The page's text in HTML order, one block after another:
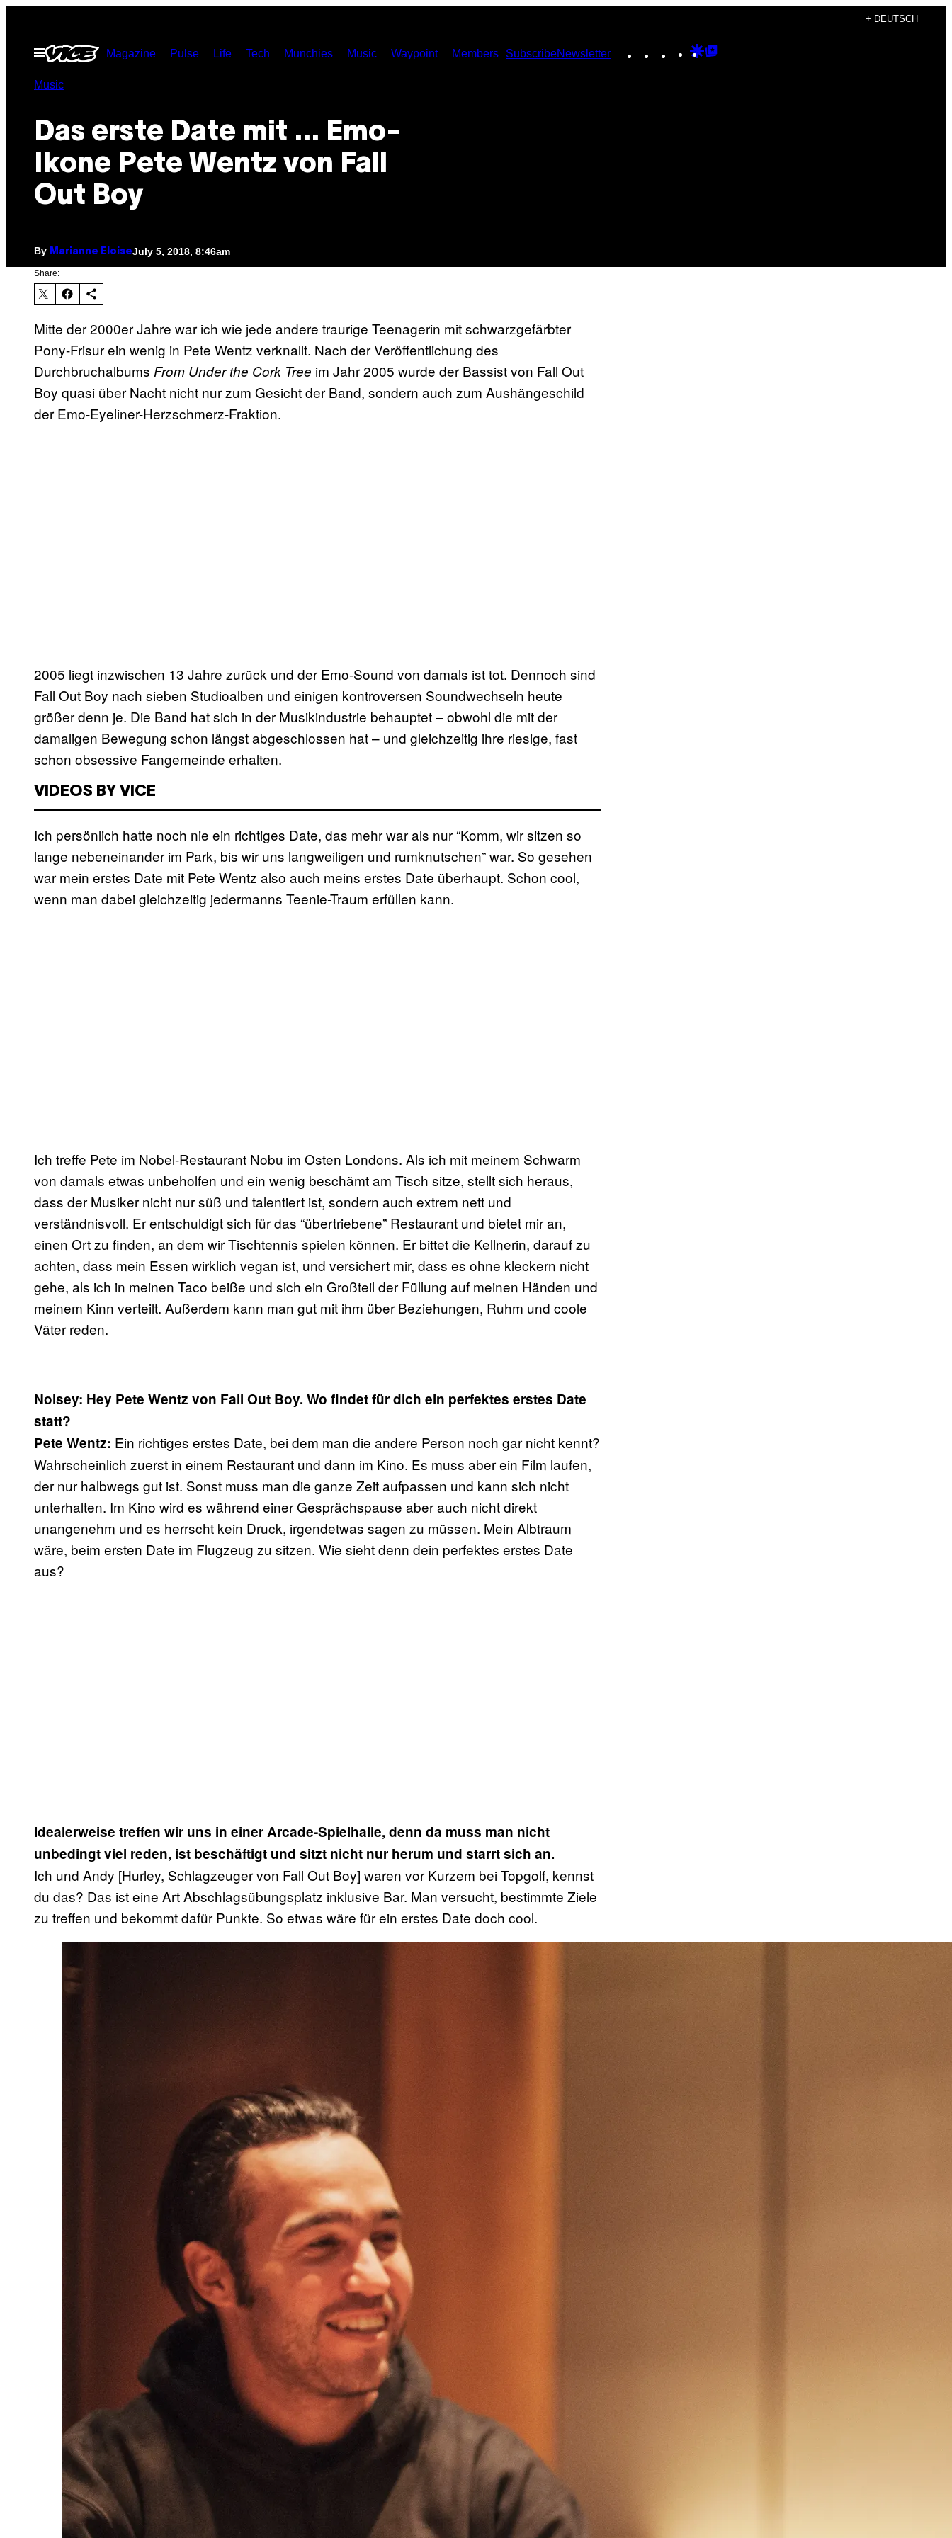
content
+ DEUTSCH
Open
Menu
Magazine Pulse Life Tech Munchies Music Waypoint Members SubscribeNewsletter Instagram
TikTokYouTube
Google
Music
Das erste Date mit … Emo-
Ikone Pete Wentz von Fall
Out Boy
By Marianne EloiseJuly 5, 2018, 8:46am
Share:
Mitte der 2000er Jahre war ich wie jede andere traurige Teenagerin mit schwarzgefärbter
Pony-Frisur ein wenig in Pete Wentz verknallt. Nach der Veröffentlichung des
Durchbruchalbums From Under the Cork Tree im Jahr 2005 wurde der Bassist von Fall Out
Boy quasi über Nacht nicht nur zum Gesicht der Band, sondern auch zum Aushängeschild
der Emo-Eyeliner-Herzschmerz-Fraktion.
2005 liegt inzwischen 13 Jahre zurück und der Emo-Sound von damals ist tot. Dennoch sind
Fall Out Boy nach sieben Studioalben und einigen kontroversen Soundwechseln heute
größer denn je. Die Band hat sich in der Musikindustrie behauptet – obwohl die mit der
damaligen Bewegung schon längst abgeschlossen hat – und gleichzeitig ihre riesige, fast
schon obsessive Fangemeinde erhalten.
VIDEOS BY VICE
Ich persönlich hatte noch nie ein richtiges Date, das mehr war als nur “Komm, wir sitzen so
lange nebeneinander im Park, bis wir uns langweiligen und rumknutschen” war. So gesehen
war mein erstes Date mit Pete Wentz also auch meins erstes Date überhaupt. Schon cool,
wenn man dabei gleichzeitig jedermanns Teenie-Traum erfüllen kann.
Ich treffe Pete im Nobel-Restaurant Nobu im Osten Londons. Als ich mit meinem Schwarm
von damals etwas unbeholfen und ein wenig beschämt am Tisch sitze, stellt sich heraus,
dass der Musiker nicht nur süß und talentiert ist, sondern auch extrem nett und
verständnisvoll. Er entschuldigt sich für das “übertriebene” Restaurant und bietet mir an,
einen Ort zu finden, an dem wir Tischtennis spielen können. Er bittet die Kellnerin, darauf zu
achten, dass mein Essen wirklich vegan ist, und versichert mir, dass es ohne kleckern nicht
gehe, als ich in meinen Taco beiße und sich ein Großteil der Füllung auf meinen Händen und
meinem Kinn verteilt. Außerdem kann man gut mit ihm über Beziehungen, Ruhm und coole
Väter reden.
Noisey: Hey Pete Wentz von Fall Out Boy. Wo findet für dich ein perfektes erstes Date
statt?
Pete Wentz: Ein richtiges erstes Date, bei dem man die andere Person noch gar nicht kennt?
Wahrscheinlich zuerst in einem Restaurant und dann im Kino. Es muss aber ein Film laufen,
der nur halbwegs gut ist. Sonst muss man die ganze Zeit aufpassen und kann sich nicht
unterhalten. Im Kino wird es während einer Gesprächspause aber auch nicht direkt
unangenehm und es herrscht kein Druck, irgendetwas sagen zu müssen. Mein Albtraum
wäre, beim ersten Date im Flugzeug zu sitzen. Wie sieht denn dein perfektes erstes Date
aus?
Idealerweise treffen wir uns in einer Arcade-Spielhalle, denn da muss man nicht
unbedingt viel reden, ist beschäftigt und sitzt nicht nur herum und starrt sich an.
Ich und Andy [Hurley, Schlagzeuger von Fall Out Boy] waren vor Kurzem bei Topgolf, kennst
du das? Das ist eine Art Abschlagsübungsplatz inklusive Bar. Man versucht, bestimmte Ziele
zu treffen und bekommt dafür Punkte. So etwas wäre für ein erstes Date doch cool.